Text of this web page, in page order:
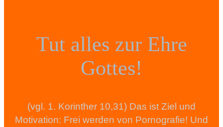
Tut alles zur Ehre
Gottes!
(vgl. 1. Korinther 10,31) Das ist Ziel und
Motivation: Frei werden von Pornografie! Und